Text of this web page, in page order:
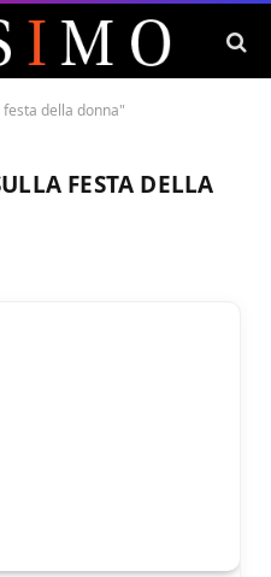
della donna"
FESTA DELLA